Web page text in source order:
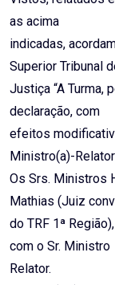
as acima
indicadas,
Superior Tribunal
Justiça “A Turma,
declaração, com
efeitos
Ministro(a)-
Os Srs. Ministros
Mathias (Juiz
do TRF 1ª
com o Sr. Ministro
Relator.